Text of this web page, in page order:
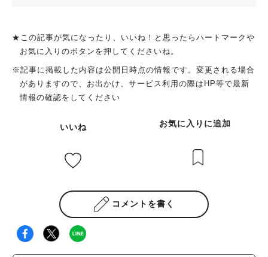
★この記事が気になったり、いいね！と思ったらハートマークや
お気に入りのボタンを押してくださいね。
※記事に掲載した内容は公開日時点の情報です。変更される場合
がありますので、お出かけ、サービス利用の際はHP等で最新
情報の確認をしてください
いいね お気に入りに追加
コメントを書く